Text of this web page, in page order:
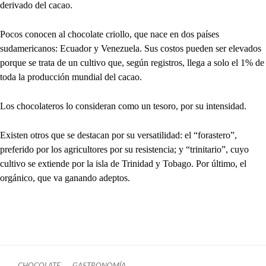
derivado del cacao.
Pocos conocen al chocolate criollo, que nace en dos países
sudamericanos: Ecuador y Venezuela. Sus costos pueden ser elevados
porque se trata de un cultivo que, según registros, llega a solo el 1% de
toda la producción mundial del cacao.
Los chocolateros lo consideran como un tesoro, por su intensidad.
Existen otros que se destacan por su versatilidad: el “forastero”,
preferido por los agricultores por su resistencia; y “trinitario”, cuyo
cultivo se extiende por la isla de Trinidad y Tobago. Por último, el
orgánico, que va ganando adeptos.